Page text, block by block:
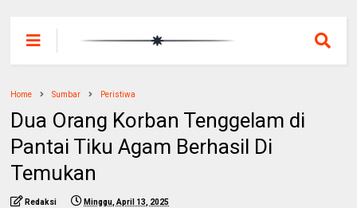
Home Sumbar Peristiwa
Dua Orang Korban Tenggelam di
Pantai Tiku Agam Berhasil Di
Temukan
Redaksi Minggu, April 13, 2025